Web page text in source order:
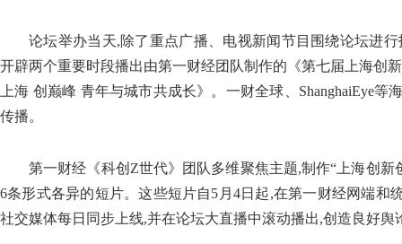
论坛举办当天,除了重点广播、电视新闻节目围绕论坛进
开辟两个重要时段播出由第一财经团队制作的《第七届上海创
上海 创巅峰 青年与城市共成长》。一财全球、ShanghaiEye等
传播。
第一财经《科创Z世代》团队多维聚焦主题,制作“上海创新
6条形式各异的短片。这些短片自5月4日起,在第一财经网端和
社交媒体每日同步上线,并在论坛大直播中滚动播出,创造良好舆